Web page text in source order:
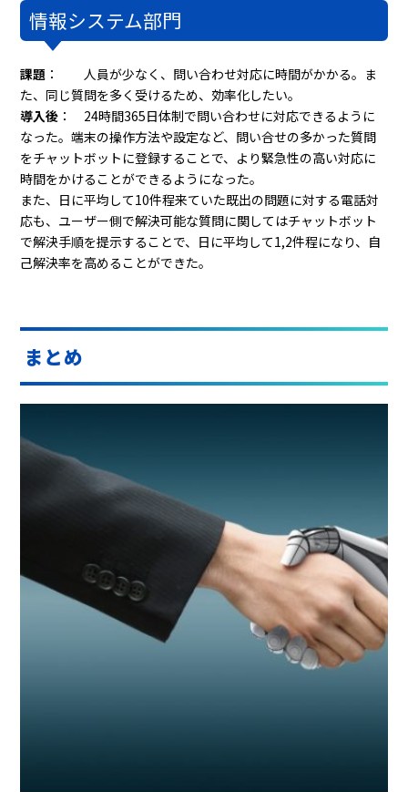
情報システム部門
課題 ： 人員が少なく、問い合わせ対応に時間がかかる。ま
た、同じ質問を多く受けるため、効率化したい。
導入後 ： 24時間365日体制で問い合わせに対応できるように
なった。端末の操作方法や設定など、問い合せの多かった質問
をチャットボットに登録することで、より緊急性の高い対応に
時間をかけることができるようになった。
また、日に平均して10件程来ていた既出の問題に対する電話対
応も、ユーザー側で解決可能な質問に関してはチャットボット
で解決手順を提示することで、 日に平均して1,2件程になり、自
己解決率を高めることができた。
まとめ